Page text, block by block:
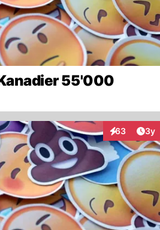
55'000
63
Interaktionen
3y